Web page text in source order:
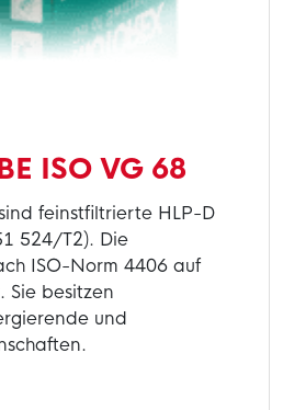
ISO VG 68
sind feinstfiltrierte HLP-D
524/T2). Die
ISO-Norm 4406 auf
besitzen
und